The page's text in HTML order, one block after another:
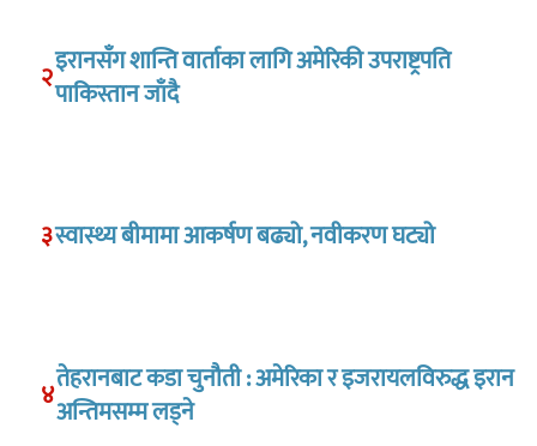
२इरानसँग शान्ति वार्ताका लागि अमेरिकी उपराष्ट्रपति
पाकिस्तान जाँदै
३स्वास्थ्य बीमामा आकर्षण बढ्यो, नवीकरण घट्यो
४तेहरानबाट कडा चुनौती : अमेरिका र इजरायलविरुद्ध इरान
अन्तिमसम्म लड्ने